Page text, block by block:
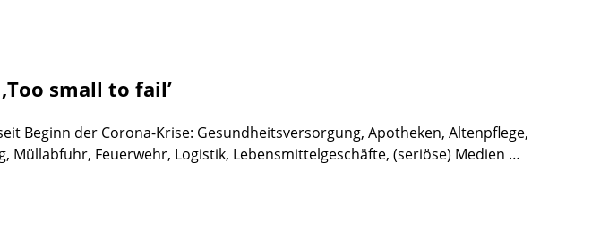
small to fail’
Beginn der Corona-Krise: Gesundheitsversorgung, Apotheken, Altenpflege,
Müllabfuhr, Feuerwehr, Logistik, Lebensmittelgeschäfte, (seriöse) Medien …